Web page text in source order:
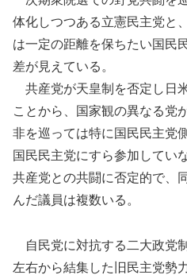
体化しつつある立憲民主党と
は一定の距離を保ちたい国民
差が見えている。
共産党が天皇制を否定し日
ことから、国家観の異なる党
非を巡っては特に国民民主党
国民民主党にすら参加してい
共産党との共闘に否定的で、
んだ議員は複数いる。
自民党に対抗する二大政党
左右から結集した旧民主党勢